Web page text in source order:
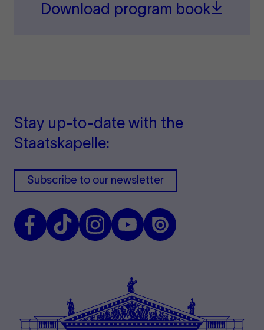
Download program book
Stay up-to-date with the
Staatskapelle:
Subscribe to our newsletter
FacebookTikTok InstagramYoutubeIssuu